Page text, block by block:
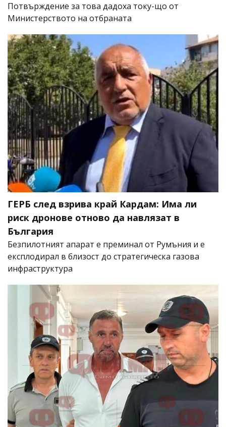
Потвърждение за това дадоха току-що от
Министерството на отбраната
ГЕРБ след взрива край Кардам: Има ли
риск дронове отново да навлязат в
България
Безпилотният апарат е преминал от Румъния и е
експлодирал в близост до стратегическа газова
инфраструктура